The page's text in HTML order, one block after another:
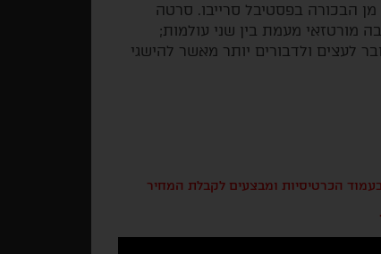
הבכורה בפסטיבל סרייבו. סרטה
מורטזאי מעמת בין שני עולמות;
לעצים ולדבורים יותר מאשר להישגי
הכרטיסיות ומבצעים לקבלת המחיר